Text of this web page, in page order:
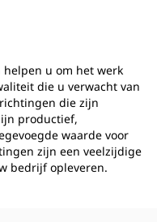
u om het werk
die u verwacht van
die zijn
productief,
waarde voor
zijn een veelzijdige
bedrijf opleveren.